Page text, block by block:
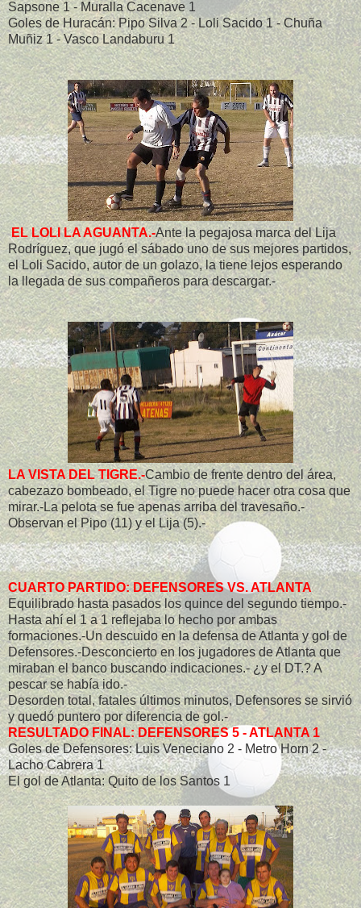
Sapsone 1 - Muralla Cacenave 1
Goles de Huracán: Pipo Silva 2 - Loli Sacido 1 - Chuña
Muñiz 1 - Vasco Landaburu 1
EL LOLI LA AGUANTA.-Ante la pegajosa marca del Lija
Rodríguez, que jugó el sábado uno de sus mejores partidos,
el Loli Sacido, autor de un golazo, la tiene lejos esperando
la llegada de sus compañeros para descargar.-
LA VISTA DEL TIGRE.-Cambio de frente dentro del área,
cabezazo bombeado, el Tigre no puede hacer otra cosa que
mirar.-La pelota se fue apenas arriba del travesaño.-
Observan el Pipo (11) y el Lija (5).-
CUARTO PARTIDO: DEFENSORES VS. ATLANTA
Equilibrado hasta pasados los quince del segundo tiempo.-
Hasta ahí el 1 a 1 reflejaba lo hecho por ambas
formaciones.-Un descuido en la defensa de Atlanta y gol de
Defensores.-Desconcierto en los jugadores de Atlanta que
miraban el banco buscando indicaciones.- ¿y el DT.? A
pescar se había ido.-
Desorden total, fatales últimos minutos, Defensores se sirvió
y quedó puntero por diferencia de gol.-
RESULTADO FINAL: DEFENSORES 5 - ATLANTA 1
Goles de Defensores: Luis Veneciano 2 - Metro Horn 2 -
Lacho Cabrera 1
El gol de Atlanta: Quito de los Santos 1